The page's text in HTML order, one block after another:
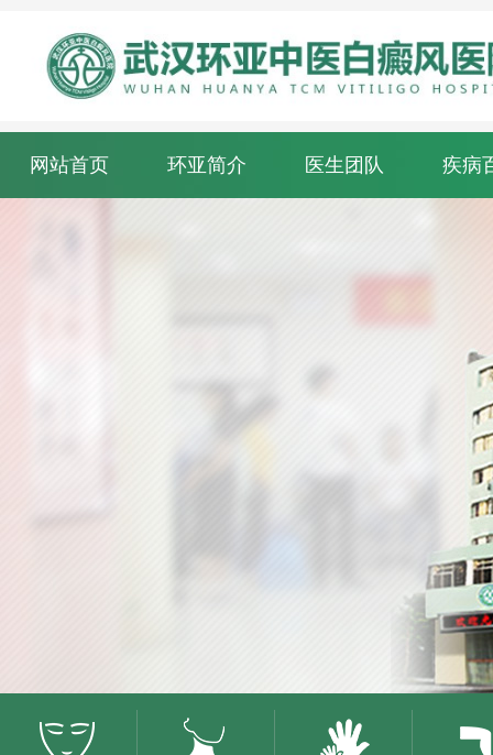
网站首页 环亚简介 医生团队 疾病